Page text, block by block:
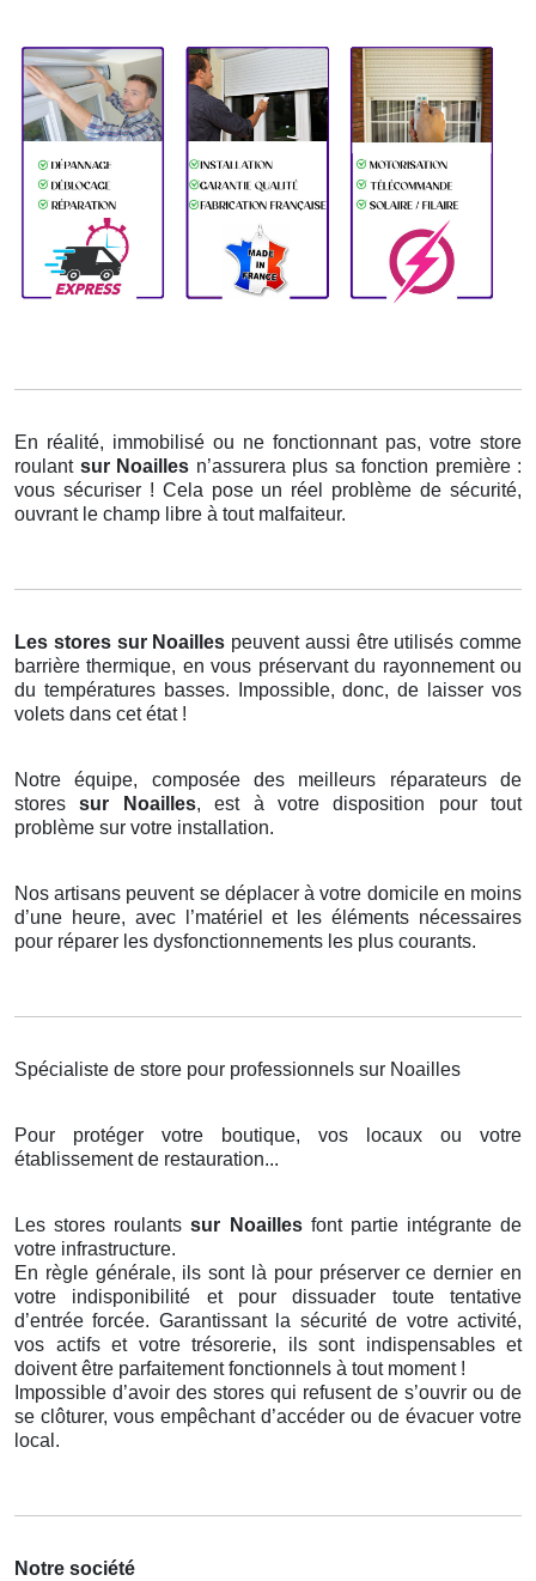
En réalité, immobilisé ou ne fonctionnant pas, votre store
roulant sur Noailles n’assurera plus sa fonction première :
vous sécuriser ! Cela pose un réel problème de sécurité,
ouvrant le champ libre à tout malfaiteur.
Les stores sur Noailles peuvent aussi être utilisés comme
barrière thermique, en vous préservant du rayonnement ou
du températures basses. Impossible, donc, de laisser vos
volets dans cet état !
Notre équipe, composée des meilleurs réparateurs de
storessur Noailles, est à votre disposition pour tout
problème sur votre installation.
Nos artisans peuvent se déplacer à votre domicile en moins
d’une heure, avec l’matériel et les éléments nécessaires
pour réparer les dysfonctionnements les plus courants.
Spécialiste de store pour professionnels sur Noailles
Pour protéger votre boutique, vos locaux ou votre
établissement de restauration...
Les stores roulantssur Noailles font partie intégrante de
votre infrastructure.
En règle générale, ils sont là pour préserver ce dernier en
votre indisponibilité et pour dissuader toute tentative
d’entrée forcée. Garantissant la sécurité de votre activité,
vos actifs et votre trésorerie, ils sont indispensables et
doivent être parfaitement fonctionnels à tout moment !
Impossible d’avoir des stores qui refusent de s’ouvrir ou de
se clôturer, vous empêchant d’accéder ou de évacuer votre
local.
Notre société